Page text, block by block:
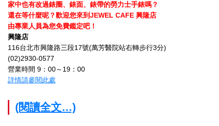
家中也有改過錶圈、錶面、錶帶的勞力士手錶嗎？
還在等什麼呢？歡迎您來到JEWEL CAFE 興隆店
由專業人員為您免費鑑定吧！
興隆店
116台北市興隆路三段17號(萬芳醫院站右轉步行3分)
(02)2930-0577
營業時間 9：00～19：00
詳情請參閱此處
(閱讀全文…)